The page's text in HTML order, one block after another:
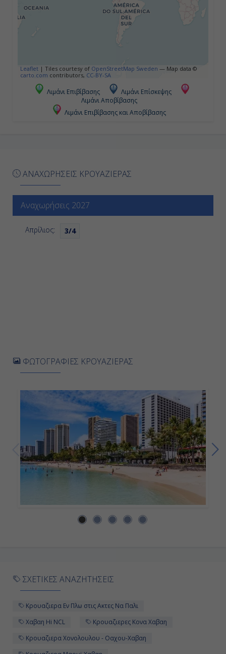
Κόνα (Χαβάη), Η.Π.Α.
7:00
Ημέρα 9η
Χονολουλού - Οάχου-Χαβάη, Η.Π.Α.
Leaflet | Tiles courtesy of OpenStreetMap Sweden — Map data ©
carto.com contributors, CC-BY-SA
Λιμάνι Επιβίβασης
Λιμάνι Επίσκεψης
Λιμάνι Αποβίβασης
Λιμάνι Επιβίβασης και Αποβίβασης
ΑΝΑΧΩΡΗΣΕΙΣ ΚΡΟΥΑΖΙΕΡΑΣ
Αναχωρήσεις 2027
Απρίλιος: 3/4
ΦΩΤΟΓΡΑΦΙΕΣ ΚΡΟΥΑΖΙΕΡΑΣ
ΣΧΕΤΙΚΕΣ ΑΝΑΖΗΤΗΣΕΙΣ
Κρουαζιερα Εν Πλω στις Ακτες Να Παλι
Χαβαη Hi NCL
Κρουαζιερες Κονα Χαβαη
Κρουαζιερα Χονολουλου - Οαχου-Χαβαη